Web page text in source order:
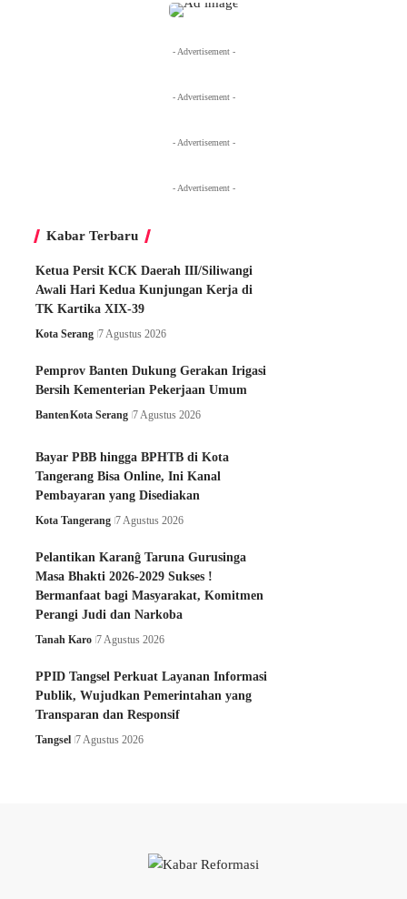
- Advertisement -
- Advertisement -
- Advertisement -
- Advertisement -
Kabar Terbaru
Ketua Persit KCK Daerah III/Siliwangi
Awali Hari Kedua Kunjungan Kerja di
TK Kartika XIX-39
Kota Serang 7 Agustus 2026
Pemprov Banten Dukung Gerakan Irigasi
Bersih Kementerian Pekerjaan Umum
BantenKota Serang 7 Agustus 2026
Bayar PBB hingga BPHTB di Kota
Tangerang Bisa Online, Ini Kanal
Pembayaran yang Disediakan
Kota Tangerang 7 Agustus 2026
Pelantikan Karanĝ Taruna Gurusinga
Masa Bhakti 2026-2029 Sukses !
Bermanfaat bagi Masyarakat, Komitmen
Perangi Judi dan Narkoba
Tanah Karo 7 Agustus 2026
PPID Tangsel Perkuat Layanan Informasi
Publik, Wujudkan Pemerintahan yang
Transparan dan Responsif
Tangsel 7 Agustus 2026